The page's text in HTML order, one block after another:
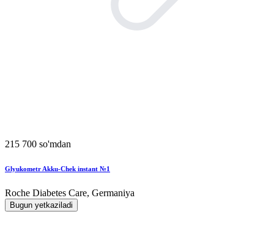
215 700 so'mdan
Glyukometr Akku-Chek instant №1
Roche Diabetes Care, Germaniya
Bugun yetkaziladi